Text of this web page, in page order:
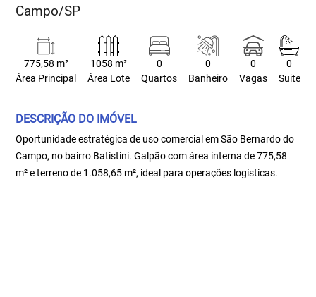
Campo/SP
775,58 m²
Área Principal
1058 m²
Área Lote
0
Quartos
0
Banheiro
0
Vagas
0
Suite
DESCRIÇÃO DO IMÓVEL
Oportunidade estratégica de uso comercial em São Bernardo do
Campo, no bairro Batistini. Galpão com área interna de 775,58
m² e terreno de 1.058,65 m², ideal para operações logísticas.